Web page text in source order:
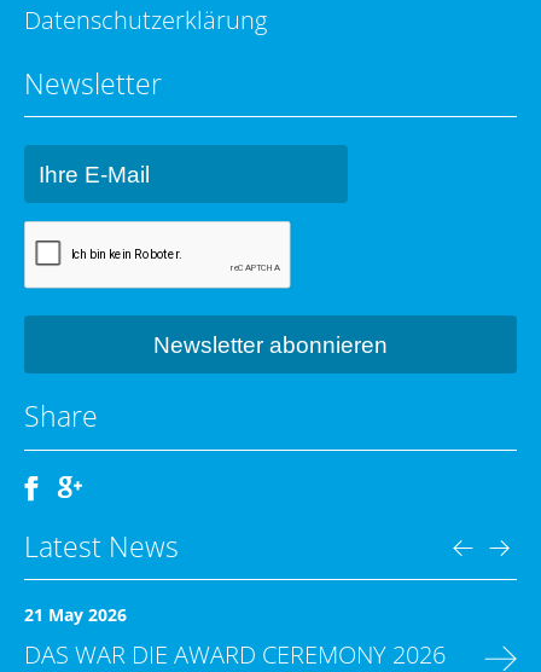
Datenschutzerklärung
Newsletter
Share
Latest News
21 May 2026
DAS WAR DIE AWARD CEREMONY 2026